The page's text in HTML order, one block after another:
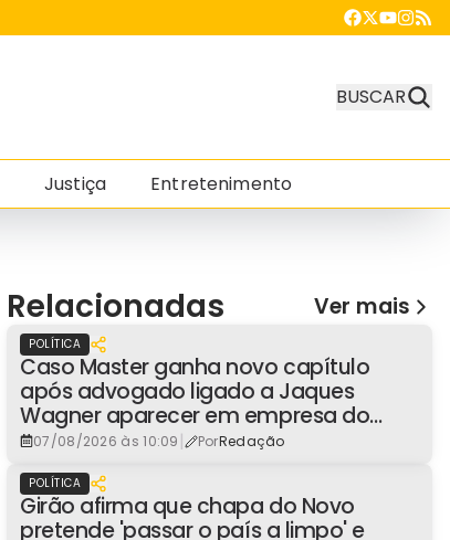
BUSCAR
Justiça Entretenimento
Relacionadas Ver mais
POLÍTICA
Caso Master ganha novo capítulo
após advogado ligado a Jaques
Wagner aparecer em empresa do
consignado
07/08/2026 às 10:09 | PorRedação
POLÍTICA
Girão afirma que chapa do Novo
pretende 'passar o país a limpo' e